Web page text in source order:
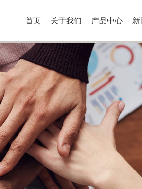
首页 关于我们 产品中心